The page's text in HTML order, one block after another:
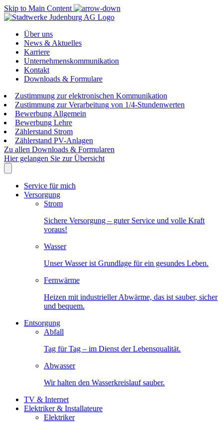
Skip to Main Content
Über uns
News & Aktuelles
Karriere
Unternehmenskommunikation
Kontakt
Downloads & Formulare
Zustimmung zur elektronischen Kommunikation
Zustimmung zur Verarbeitung von 1/4-Stundenwerten
Bewerbung Allgemein
Bewerbung Lehre
Zählerstand Strom
Zählerstand PV-Anlagen
Zu allen Downloads & Formularen
Hier gelangen Sie zur Übersicht
Service für mich
Versorgung
Strom
Sichere Versorgung – guter Service und volle Kraft
voraus!
Wasser
Unser Wasser ist Grundlage für ein gesundes Leben.
Fernwärme
Heizen mit industrieller Abwärme, das ist sauber, sicher
und bequem.
Entsorgung
Abfall
Tag für Tag – im Dienst der Lebensqualität.
Abwasser
Wir halten den Wasserkreislauf sauber.
TV & Internet
Elektriker & Installateure
Elektriker